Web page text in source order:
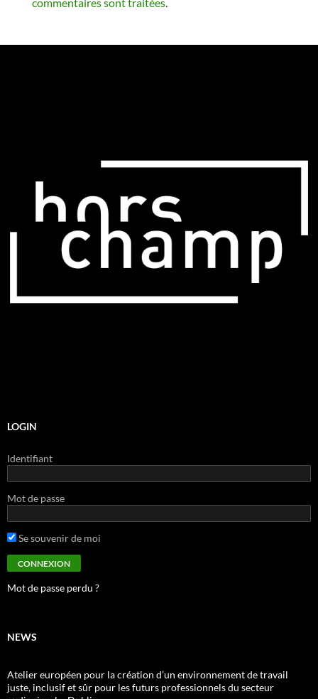
LOGIN
Identifiant
Mot de passe
Se souvenir de moi
Mot de passe perdu ?
NEWS
Atelier européen pour la création d’un environnement de travail
juste, inclusif et sûr pour les futurs professionnels du secteur